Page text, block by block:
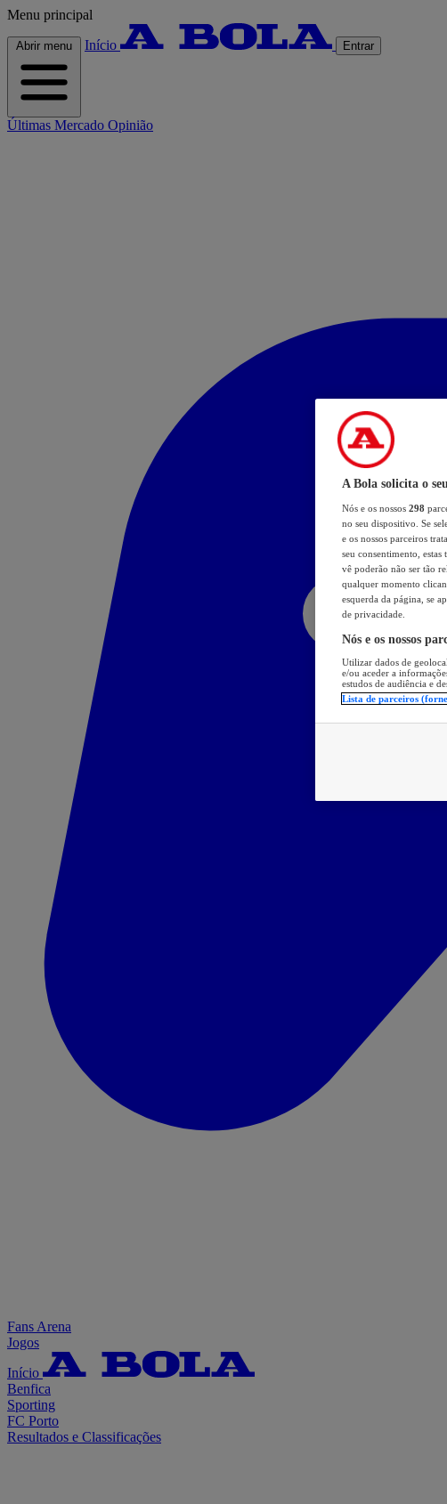
Menu principal
Abrir menu Início Entrar
Últimas Mercado Opinião
Fans Arena
Jogos
Início
Benfica
Sporting
FC Porto
Resultados e Classificações
A Bola solicita o
Nós e os nossos 298
no seu dispositivo. Se
e os nossos parceiros
seu consentimento,
vê poderão não ser tão
qualquer momento
esquerda da página, se
de privacidade.
Nós e os nossos
Utilizar dados de
e/ou aceder a
estudos de audiência e
Lista de parceiros